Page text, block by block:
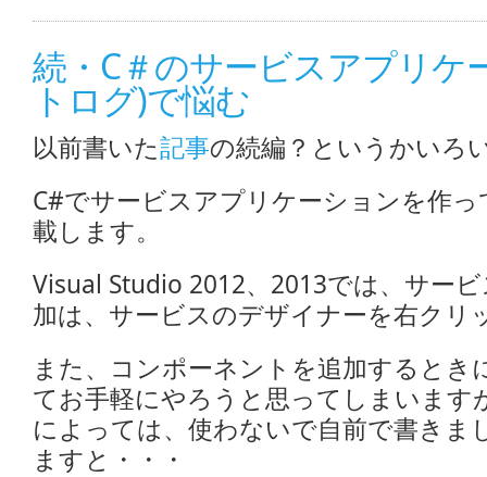
続・C＃のサービスアプリケ
トログ)で悩む
以前書いた記事の続編？というかいろ
C#でサービスアプリケーションを作
載します。
Visual Studio 2012、2013では、サー
加は、サービスのデザイナーを右クリ
また、コンポーネントを追加するとき
てお手軽にやろうと思ってしまいます
によっては、使わないで自前で書きま
ますと・・・